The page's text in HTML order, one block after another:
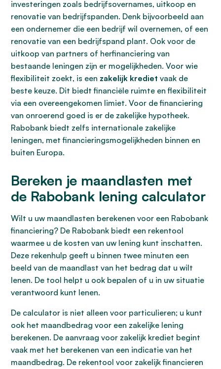
investeringen zoals bedrijfsovernames, uitkoop en
renovatie van bedrijfspanden. Denk bijvoorbeeld aan
een ondernemer die een bedrijf wil overnemen, of een
renovatie van een bedrijfspand plant. Ook voor de
uitkoop van partners of herfinanciering van
bestaande leningen zijn er mogelijkheden. Voor wie
flexibiliteit zoekt, is een zakelijk krediet vaak de
beste keuze. Dit biedt financiële ruimte en flexibiliteit
via een overeengekomen limiet. Voor de financiering
van onroerend goed is er de zakelijke hypotheek.
Rabobank biedt zelfs internationale zakelijke
leningen, met financieringsmogelijkheden binnen en
buiten Europa.
Bereken je maandlasten met
de Rabobank lening calculator
Wilt u uw maandlasten berekenen voor een Rabobank
financiering? De Rabobank biedt een rekentool
waarmee u de kosten van uw lening kunt inschatten.
Deze rekenhulp geeft u binnen twee minuten een
beeld van de maandlast van het bedrag dat u wilt
lenen. De tool helpt u ook bepalen of u in uw situatie
verantwoord kunt lenen.
De calculator is niet alleen voor particulieren; u kunt
ook het maandbedrag voor een zakelijke lening
berekenen. De aanvraag voor zakelijk krediet begint
vaak met het berekenen van een indicatie van het
maandbedrag. De rekentool voor zakelijk financieren